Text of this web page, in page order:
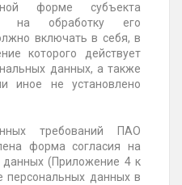
форме субъекта
на обработку его
включать в себя, в
которого действует
данных, а также
иное не установлено
требований ПАО
форма согласия на
данных (Приложение 4 к
персональных данных в